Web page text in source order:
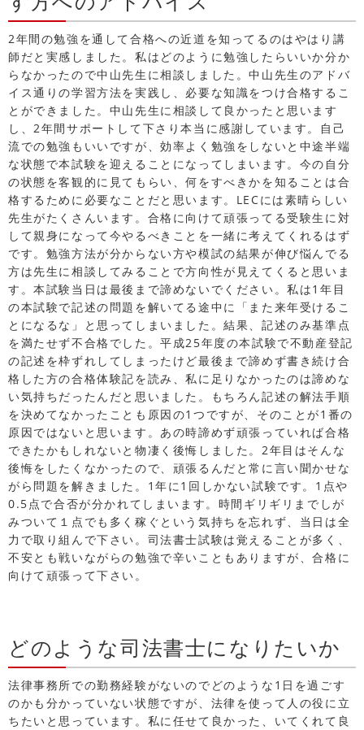
2年間の勉強を通して合格への近道を知ってるのはやはり講
師だと実感しました。私はどのように勉強したらいいか分か
らなかったので中山先生に相談しました。中山先生のアドバ
イス通りの学習方法を実践し、必要な知識をつけ合格するこ
とができました。中山先生に相談して良かったと思います
し、2年間サポートして下さり本当に感謝しています。自己
流での勉強もいいですが、効率よく勉強をしないと中途半端
な状態で本試験を迎えることになってしまいます。今の自分
の状態を客観的に見てもらい、何をすべきかを知ることは合
格するために必要なことだと思います。LECには素晴らしい
先生がたくさんいます。合格に向けて頑張ってる受験生に対
して親身になって今やるべきことを一緒に考えてくれるはず
です。勉強方法が分からない方や模試の結果が伸び悩んでる
方は先生に相談してみることで方向性が見えてくると思いま
す。本試験当日は最後まで諦めないでください。私は1年目
の本試験で記述の問題を解いてる途中に「また来年受けるこ
とになるな」と思ってしまいました。結果、記述のみ基準点
を満たせず不合格でした。平成25年度の本試験で不動産登記
の記述を枠ずれしてしまったけど最後まで諦めず書き続け合
格した方の合格体験記を読み、私に足りなかったのは諦めな
い気持ちだったんだと思いました。もちろん記述の解法手順
を決めてなかったことも原因の1つですが、そのことが1番の
原因ではないと思います。あの時諦めず頑張っていれば合格
できたかもしれないと物凄く後悔しました。2年目はそんな
後悔をしたくなかったので、頑張るんだと常に言い聞かせな
がら問題を解きました。1年に1回しかない試験です。1点や
0.5点で合否が分かれてしまいます。時間ギリギリまでしが
みついて１点でも多く稼ぐという気持ちを忘れず、当日は全
力で取り組んで下さい。司法書士試験は覚えることが多く、
不安とも戦いながらの勉強で辛いこともありますが、合格に
向けて頑張って下さい。
どのような司法書士になりたいか
法律事務所での勤務経験がないのでどのような1日を過ごす
のかも分かっていない状態ですが、法律を使って人の役に立
ちたいと思っています。私に任せて良かった、いてくれて良